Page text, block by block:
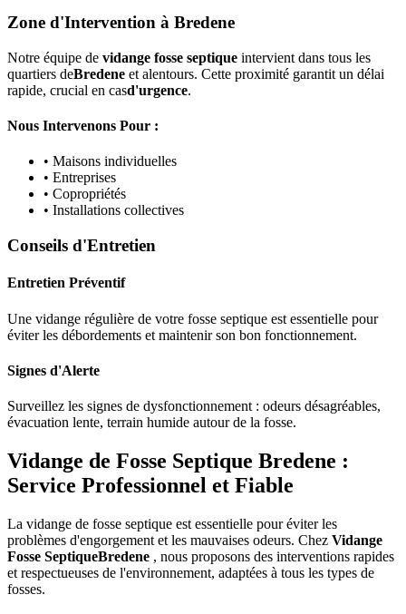
Zone d'Intervention à Bredene
Notre équipe de vidange fosse septique intervient dans tous les
quartiers deBredene et alentours. Cette proximité garantit un délai
rapide, crucial en casd'urgence.
Nous Intervenons Pour :
• Maisons individuelles
• Entreprises
• Copropriétés
• Installations collectives
Conseils d'Entretien
Entretien Préventif
Une vidange régulière de votre fosse septique est essentielle pour
éviter les débordements et maintenir son bon fonctionnement.
Signes d'Alerte
Surveillez les signes de dysfonctionnement : odeurs désagréables,
évacuation lente, terrain humide autour de la fosse.
Vidange de Fosse Septique Bredene :
Service Professionnel et Fiable
La vidange de fosse septique est essentielle pour éviter les
problèmes d'engorgement et les mauvaises odeurs. Chez Vidange
Fosse SeptiqueBredene , nous proposons des interventions rapides
et respectueuses de l'environnement, adaptées à tous les types de
fosses.